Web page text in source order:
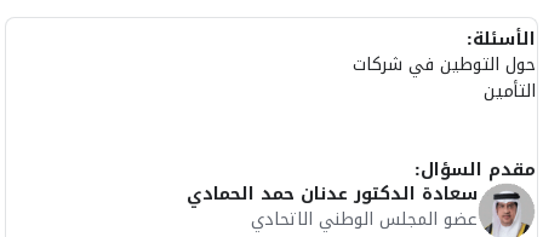
الأسئلة:
حول التوطين في شركات
التأمين
مقدم السؤال:
سعادة الدكتور عدنان حمد الحمادي
عضو المجلس الوطني الاتحادي